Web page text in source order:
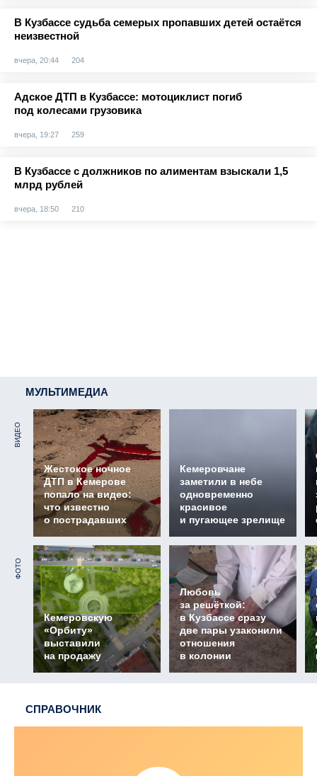
В Кузбассе судьба семерых пропавших детей остаётся
неизвестной
вчера, 20:44 204
Адское ДТП в Кузбассе: мотоциклист погиб
под колесами грузовика
вчера, 19:27 259
В Кузбассе с должников по алиментам взыскали 1,5
млрд рублей
вчера, 18:50 210
МУЛЬТИМЕДИА
ВИДЕО
Жестокое ночное
ДТП в Кемерове
попало на видео:
что известно
о пострадавших
Кемеровчане
заметили в небе
одновременно
красивое
и пугающее зрелище
ФОТО
Кемеровскую
«Орбиту»
выставили
на продажу
Любовь
за решёткой:
в Кузбассе сразу
две пары узаконили
отношения
в колонии
СПРАВОЧНИК